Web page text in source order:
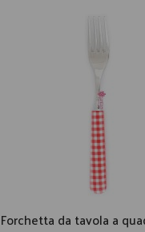
Forchetta da tavola a